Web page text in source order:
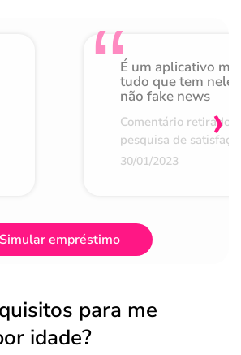
É um aplicativo
tudo que tem nele
não fake news
Comentário retirado
pesquisa de
30/01/2023
›
Simular empréstimo
para me
idade?